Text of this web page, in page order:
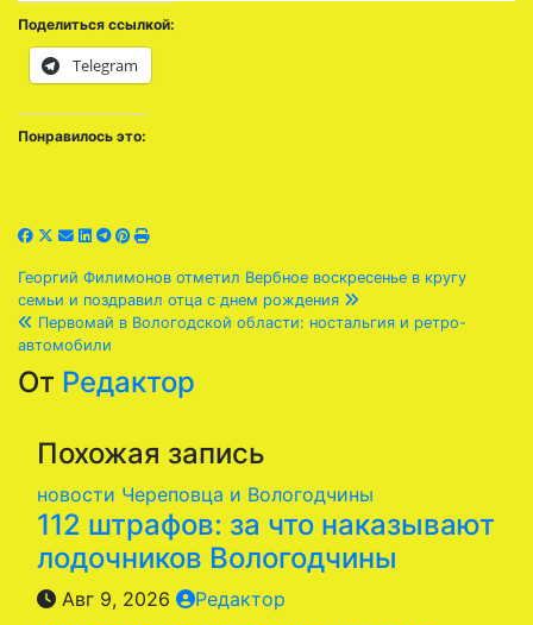
Поделиться ссылкой:
Telegram
Понравилось это:
Навигация
по
записям
Георгий Филимонов отметил Вербное воскресенье в кругу
семьи и поздравил отца с днем рождения
Первомай в Вологодской области: ностальгия и ретро-
автомобили
От Редактор
Похожая запись
новости Череповца и Вологодчины
112 штрафов: за что наказывают
лодочников Вологодчины
Авг 9, 2026
Редактор